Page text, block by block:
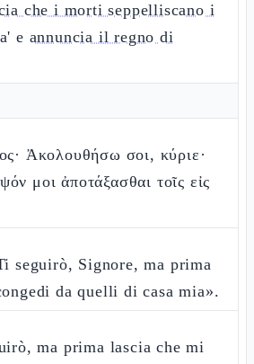
che i morti seppelliscano i
e annuncia il regno di
Ἀκολουθήσω σοι, κύριε·
μοι ἀποτάξασθαι τοῖς εἰς
seguirò, Signore, ma prima
da quelli di casa mia».
ma prima lascia che mi